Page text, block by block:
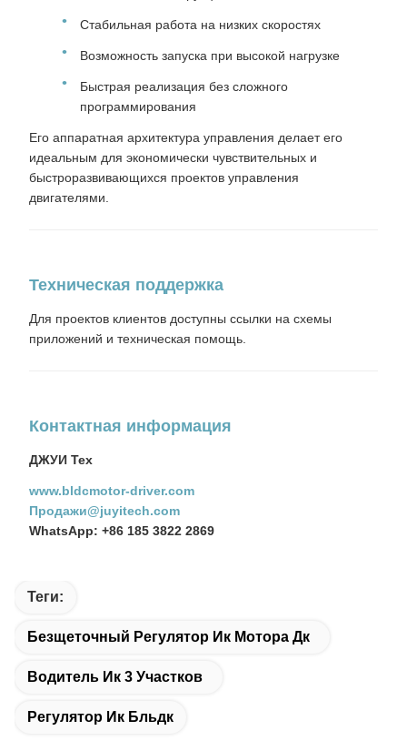
Стабильная работа на низких скоростях
Возможность запуска при высокой нагрузке
Быстрая реализация без сложного
программирования
Его аппаратная архитектура управления делает его
идеальным для экономически чувствительных и
быстроразвивающихся проектов управления
двигателями.
Техническая поддержка
Для проектов клиентов доступны ссылки на схемы
приложений и техническая помощь.
Контактная информация
ДЖУИ Тех
www.bldcmotor-driver.com
Продажи@juyitech.com
WhatsApp: +86 185 3822 2869
Теги:
Безщеточный Регулятор Ик Мотора Дк
Водитель Ик 3 Участков
Регулятор Ик Бльдк